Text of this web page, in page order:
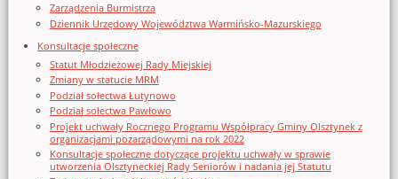
Zarządzenia Burmistrza
Dziennik Urzędowy Województwa Warmińsko-Mazurskiego
Konsultacje społeczne
Statut Młodzieżowej Rady Miejskiej
Zmiany w statucie MRM
Podział sołectwa Łutynowo
Podział sołectwa Pawłowo
Projekt uchwały Rocznego Programu Współpracy Gminy Olsztynek z
organizacjami pozarządowymi na rok 2022
Konsultacje społeczne dotyczące projektu uchwały w sprawie
utworzenia Olsztyneckiej Rady Seniorów i nadania jej Statutu